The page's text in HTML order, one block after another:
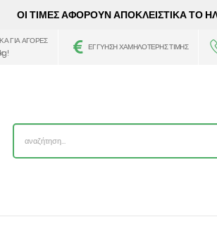
ΟΙ ΤΙΜΕΣ ΑΦΟΡΟΥΝ ΑΠΟΚΛΕΙΣΤΙΚΑ ΤΟ
ΓΙΑ ΑΓΟΡΕΣ
ΕΓΓΥΗΣΗ ΧΑΜΗΛΟΤΕΡΗΣ ΤΙΜΗΣ